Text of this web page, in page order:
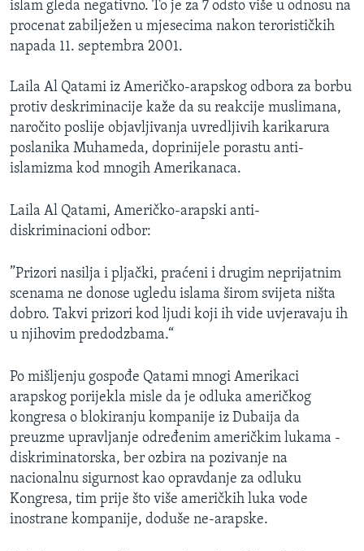
PRATITE NAS
Jezici
islam gleda negativno. To je za 7 odsto više u odnosu na
procenat zabilježen u mjesecima nakon terorističkih
napada 11. septembra 2001.
Laila Al Qatami iz Američko-arapskog odbora za borbu
protiv deskriminacije kaže da su reakcije muslimana,
naročito poslije objavljivanja uvredljivih karikarura
poslanika Muhameda, doprinijele porastu anti-
islamizma kod mnogih Amerikanaca.
Laila Al Qatami, Američko-arapski anti-
diskriminacioni odbor:
”Prizori nasilja i pljački, praćeni i drugim neprijatnim
scenama ne donose ugledu islama širom svijeta ništa
dobro. Takvi prizori kod ljudi koji ih vide uvjeravaju ih
u njihovim predodzbama.“
Po mišljenju gospođe Qatami mnogi Amerikaci
arapskog porijekla misle da je odluka američkog
kongresa o blokiranju kompanije iz Dubaija da
preuzme upravljanje određenim američkim lukama -
diskriminatorska, ber ozbira na pozivanje na
nacionalnu sigurnost kao opravdanje za odluku
Kongresa, tim prije što više američkih luka vode
inostrane kompanije, doduše ne-arapske.